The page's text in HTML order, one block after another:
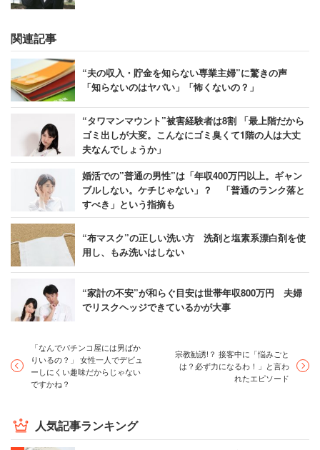
関連記事
“夫の収入・貯金を知らない専業主婦”に驚きの声
「知らないのはヤバい」「怖くないの？」
“タワマンマウント”被害経験者は8割 「最上階だから
ゴミ出しが大変。こんなにゴミ臭くて1階の人は大丈
夫なんでしょうか」
婚活での”普通の男性”は「年収400万円以上。ギャン
ブルしない。ケチじゃない」？ 「普通のランク落と
すべき」という指摘も
“布マスク”の正しい洗い方 洗剤と塩素系漂白剤を使
用し、もみ洗いはしない
“家計の不安”が和らぐ目安は世帯年収800万円 夫婦
でリスクヘッジできているかが大事
「なんでパチンコ屋には男ばか
りいるの？」 女性一人でデビュ
ーしにくい趣味だからじゃない
ですかね？
宗教勧誘!？ 接客中に「悩みごと
は？必ず力になるわ！」と言わ
れたエピソード
人気記事ランキング